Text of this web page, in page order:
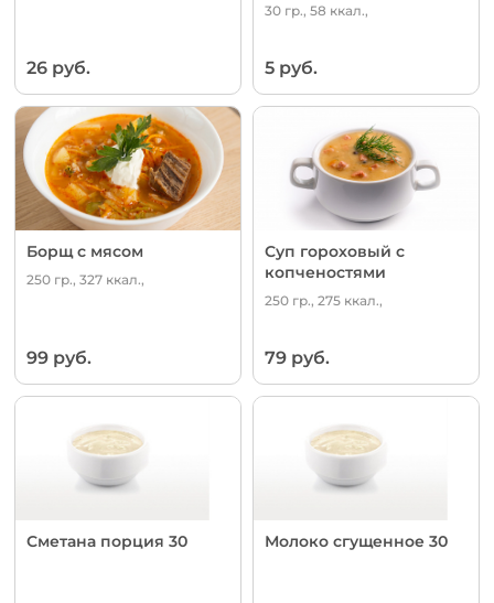
26 руб.
30 гр., 58 ккал.,
5 руб.
Борщ с мясом
250 гр., 327 ккал.,
99 руб.
Суп гороховый с
копченостями
250 гр., 275 ккал.,
79 руб.
Сметана порция 30 Молоко сгущенное 30